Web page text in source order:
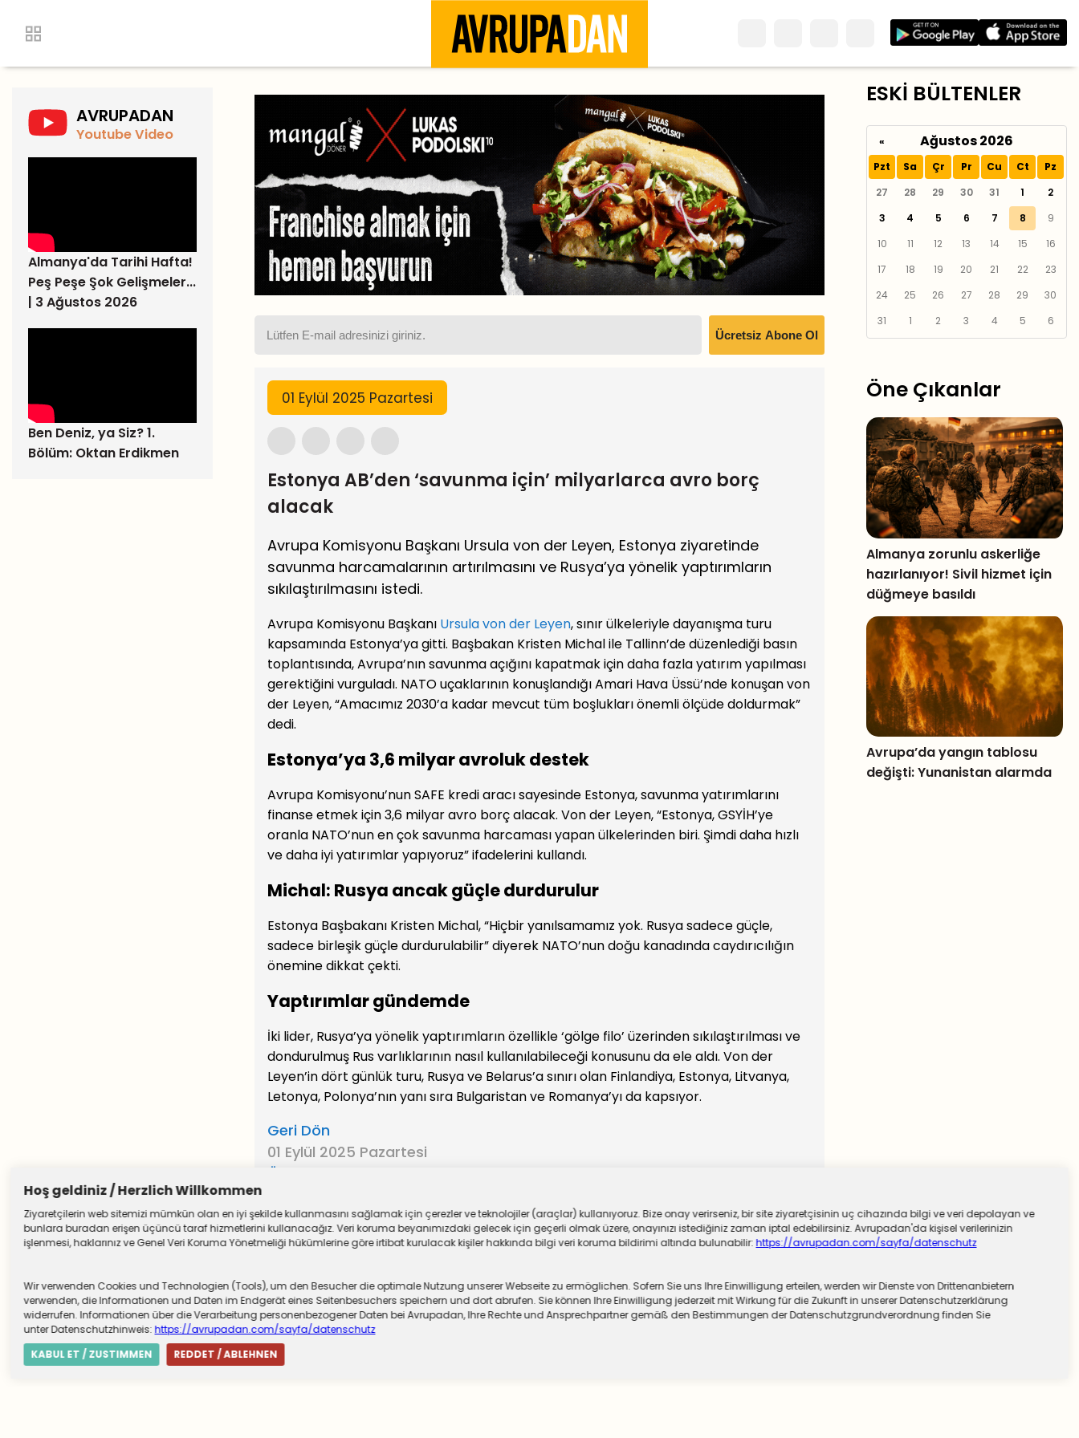
AVRUPADAN
Youtube Video
Almanya'da Tarihi Hafta!
Peş Peşe Şok Gelişmeler...
| 3 Ağustos 2026
Ben Deniz, ya Siz? 1.
Bölüm: Oktan Erdikmen
01 Eylül 2025 Pazartesi
Estonya AB’den ‘savunma için’ milyarlarca avro borç
alacak
Avrupa Komisyonu Başkanı Ursula von der Leyen, Estonya ziyaretinde
savunma harcamalarının artırılmasını ve Rusya’ya yönelik yaptırımların
sıkılaştırılmasını istedi.
Avrupa Komisyonu Başkanı Ursula von der Leyen, sınır ülkeleriyle dayanışma turu
kapsamında Estonya’ya gitti. Başbakan Kristen Michal ile Tallinn’de düzenlediği basın
toplantısında, Avrupa’nın savunma açığını kapatmak için daha fazla yatırım yapılması
gerektiğini vurguladı. NATO uçaklarının konuşlandığı Amari Hava Üssü’nde konuşan von
der Leyen, “Amacımız 2030’a kadar mevcut tüm boşlukları önemli ölçüde doldurmak”
dedi.
Estonya’ya 3,6 milyar avroluk destek
Avrupa Komisyonu’nun SAFE kredi aracı sayesinde Estonya, savunma yatırımlarını
finanse etmek için 3,6 milyar avro borç alacak. Von der Leyen, “Estonya, GSYİH’ye
oranla NATO’nun en çok savunma harcaması yapan ülkelerinden biri. Şimdi daha hızlı
ve daha iyi yatırımlar yapıyoruz” ifadelerini kullandı.
Michal: Rusya ancak güçle durdurulur
Estonya Başbakanı Kristen Michal, “Hiçbir yanılsamamız yok. Rusya sadece güçle,
sadece birleşik güçle durdurulabilir” diyerek NATO’nun doğu kanadında caydırıcılığın
önemine dikkat çekti.
Yaptırımlar gündemde
İki lider, Rusya’ya yönelik yaptırımların özellikle ‘gölge filo’ üzerinden sıkılaştırılması ve
dondurulmuş Rus varlıklarının nasıl kullanılabileceği konusunu da ele aldı. Von der
Leyen’in dört günlük turu, Rusya ve Belarus’a sınırı olan Finlandiya, Estonya, Litvanya,
Letonya, Polonya’nın yanı sıra Bulgaristan ve Romanya’yı da kapsıyor.
Geri Dön
01 Eylül 2025 Pazartesi
Önceki Yazılar
ESKİ BÜLTENLER
« Ağustos 2026
Pzt Sa Çr Pr Cu Ct
Pz
27
28 29 30 31 1
2
3
4 5 6 7 8
9
10
11 12 13 14 15
16
17
18 19 20 21 22
23
24
25 26 27 28 29
30
31
1 2 3 4 5 6
Öne Çıkanlar
Almanya zorunlu askerliğe
hazırlanıyor! Sivil hizmet için
düğmeye basıldı
Avrupa’da yangın tablosu
değişti: Yunanistan alarmda
Hoş geldiniz / Herzlich Willkommen
Ziyaretçilerin web sitemizi mümkün olan en iyi şekilde kullanmasını sağlamak için çerezler ve teknolojiler (araçlar) kullanıyoruz. Bize onay verirseniz, bir site ziyaretçisinin uç cihazında bilgi ve veri depolayan ve
bunlara buradan erişen üçüncü taraf hizmetlerini kullanacağız. Veri koruma beyanımızdaki gelecek için geçerli olmak üzere, onayınızı istediğiniz zaman iptal edebilirsiniz. Avrupadan'da kişisel verilerinizin
işlenmesi, haklarınız ve Genel Veri Koruma Yönetmeliği hükümlerine göre irtibat kurulacak kişiler hakkında bilgi veri koruma bildirimi altında bulunabilir: https://avrupadan.com/sayfa/datenschutz
Wir verwenden Cookies und Technologien (Tools), um den Besucher die optimale Nutzung unserer Webseite zu ermöglichen. Sofern Sie uns Ihre Einwilligung erteilen, werden wir Dienste von Drittenanbietern
verwenden, die Informationen und Daten im Endgerät eines Seitenbesuchers speichern und dort abrufen. Sie können Ihre Einwilligung jederzeit mit Wirkung für die Zukunft in unserer Datenschutzerklärung
widerrufen. Informationen über die Verarbeitung personenbezogener Daten bei Avrupadan, Ihre Rechte und Ansprechpartner gemäß den Bestimmungen der Datenschutzgrundverordnung finden Sie
unter Datenschutzhinweis: https://avrupadan.com/sayfa/datenschutz
KABUL ET / ZUSTIMMEN
REDDET / ABLEHNEN